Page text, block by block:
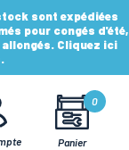
sont expédiées
pour congés d'été,
Cliquez ici
Panier
0